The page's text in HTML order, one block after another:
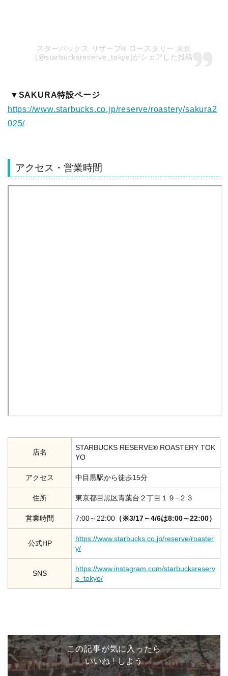
スターバックス リザーブ®︎ ロースタリー 東京
(@starbucksreserve_tokyo)がシェアした投稿
▼SAKURA特設ページ
https://www.starbucks.co.jp/reserve/roastery/sakura2
025/
アクセス・営業時間
店名
STARBUCKS RESERVE® ROASTERY TOK
YO
アクセス 中目黒駅から徒歩15分
住所 東京都目黒区青葉台２丁目１９−２３
営業時間 7:00～22:00 （※3/17～4/6は8:00～22:00）
公式HP
https://www.starbucks.co.jp/reserve/roaster
y/
SNS
https://www.instagram.com/starbucksreserv
e_tokyo/
この記事が気に入ったら
いいね ! しよう